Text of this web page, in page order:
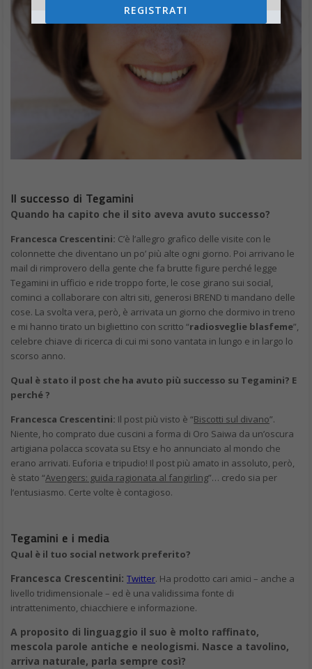
Il successo di Tegamini
Quando ha capito che il sito aveva avuto successo?
Francesca Crescentini: C’è l’allegro grafico delle visite con le
colonnette che diventano un po’ più alte ogni giorno. Poi arrivano le
mail di rimprovero della gente che fa brutte figure perché legge
Tegamini in ufficio e ride troppo forte, le cose girano sui social,
cominci a collaborare con altri siti, generosi BREND ti mandano delle
cose. La svolta vera, però, è arrivata un giorno che dormivo in treno
e mi hanno tirato un bigliettino con scritto “radiosveglie blasfeme”,
celebre chiave di ricerca di cui mi sono vantata in lungo e in largo lo
scorso anno.
Qual è stato il post che ha avuto più successo su Tegamini? E
perché ?
Francesca Crescentini: Il post più visto è “Biscotti sul divano”.
Niente, ho comprato due cuscini a forma di Oro Saiwa da un’oscura
artigiana polacca scovata su Etsy e ho annunciato al mondo che
erano arrivati. Euforia e tripudio! Il post più amato in assoluto, però,
è stato “Avengers: guida ragionata al fangirling”… credo sia per
l’entusiasmo. Certe volte è contagioso.
Tegamini e i media
Qual è il tuo social network preferito?
Francesca Crescentini: Twitter. Ha prodotto cari amici – anche a
livello tridimensionale – ed è una validissima fonte di
intrattenimento, chiacchiere e informazione.
A proposito di linguaggio il suo è molto raffinato,
mescola parole antiche e neologismi. Nasce a tavolino,
arriva naturale, parla sempre così?
REGISTRATI